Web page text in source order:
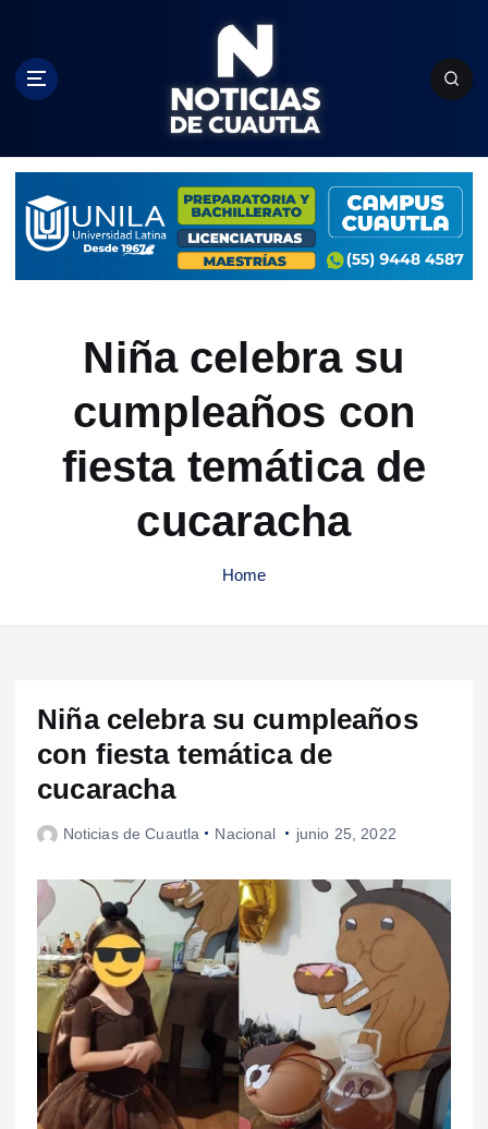
c
Niña celebra su
cumpleaños con
fiesta temática de
cucaracha
Home
Niña celebra su cumpleaños
con fiesta temática de
cucaracha
Noticias de Cuautla Nacional junio 25, 2022